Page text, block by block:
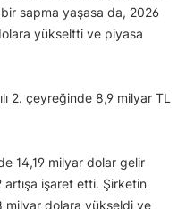
sapma yaşasa da, 2026
yükseltti ve piyasa
2. çeyreğinde 8,9 milyar TL
14,19 milyar dolar gelir
artışa işaret etti. Şirketin
milyar dolara yükseldi ve